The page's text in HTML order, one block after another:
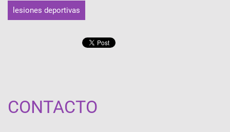
lesiones deportivas
CONTACTO